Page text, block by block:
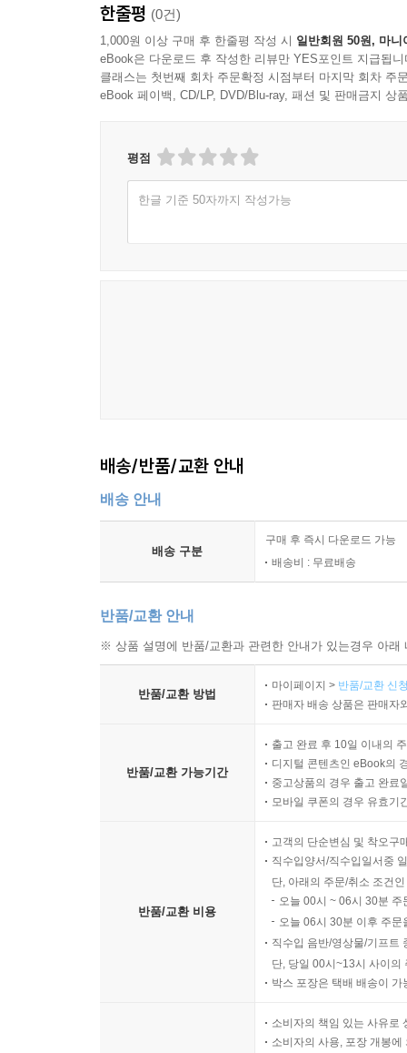
한줄평 (0건)
1,000원 이상 구매 후 한줄평 작성 시 일반회원 50원, 마니
eBook은 다운로드 후 작성한 리뷰만 YES포인트 지급됩니
클래스는 첫번째 회차 주문확정 시점부터 마지막 회차 주
eBook 페이백, CD/LP, DVD/Blu-ray, 패션 및 판매금지 상
평점
한글 기준 50자까지 작성가능
배송/반품/교환 안내
배송 안내
배송 구분
구매 후 즉시 다운로드 가능
배송비 : 무료배송
반품/교환 안내
※ 상품 설명에 반품/교환과 관련한 안내가 있는경우 아
반품/교환 방법
마이페이지 > 반품/교환 신
판매자 배송 상품은 판매자
반품/교환 가능기간
출고 완료 후 10일 이내의
디지털 콘텐츠인 eBook의
중고상품의 경우 출고 완료
모바일 쿠폰의 경우 유효기
반품/교환 비용
고객의 단순변심 및 착오구
직수입양서/직수입일서중
단, 아래의 주문/취소 조건
오늘 00시 ~ 06시 30분
오늘 06시 30분 이후 주
직수입 음반/영상물/기프트
단, 당일 00시~13시 사이의
박스 포장은 택배 배송이
소비자의 책임 있는 사유로
소비자의 사용, 포장 개봉